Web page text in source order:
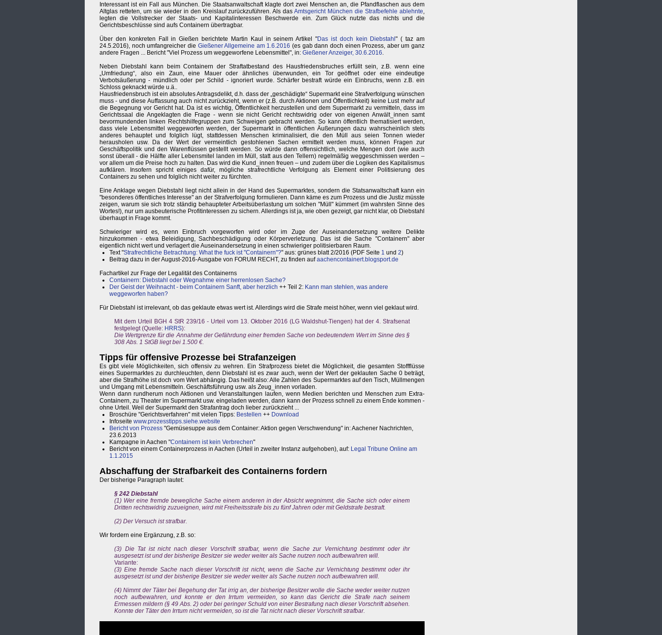
Interessant ist ein Fall aus München. Die Staatsanwaltschaft klagte dort zwei Menschen an, die Pfandflaschen aus dem
Altglas retteten, um sie wieder in den Kreislauf zurückzuführen. Als dasAmtsgericht München die Strafbefehle ablehnte,
legten die Vollstrecker der Staats- und Kapitalinteressen Beschwerde ein. Zum Glück nutzte das nichts und die
Gerichtsbeschlüsse sind aufs Containern übertragbar.
Über den konkreten Fall in Gießen berichtete Martin Kaul in seinem Artikel "Das ist doch kein Diebstahl" ( taz am
24.5.2016), noch umfangreicher die Gießener Allgemeine am 1.6.2016 (es gab dann doch einen Prozess, aber um ganz
andere Fragen ... Bericht "Viel Prozess um weggeworfene Lebensmittel", in: Gießener Anzeiger, 30.6.2016.
Neben Diebstahl kann beim Containern der Straftatbestand des Hausfriedensbruches erfüllt sein, z.B. wenn eine
„Umfriedung“, also ein Zaun, eine Mauer oder ähnliches überwunden, ein Tor geöffnet oder eine eindeutige
Verbotsäußerung - mündlich oder per Schild - ignoriert wurde. Schärfer bestraft würde ein Einbruchs, wenn z.B. ein
Schloss geknackt würde u.ä..
Hausfriedensbruch ist ein absolutes Antragsdelikt, d.h. dass der „geschädigte“ Supermarkt eine Strafverfolgung wünschen
muss - und diese Auffassung auch nicht zurückzieht, wenn er (z.B. durch Aktionen und Öffentlichkeit) keine Lust mehr auf
die Begegnung vor Gericht hat. Da ist es wichtig, Öffentlichkeit herzustellen und dem Supermarkt zu vermitteln, dass im
Gerichtssaal die Angeklagten die Frage - wenn sie nicht Gericht rechtswidrig oder von eigenen Anwält_innen samt
bevormundenden linken Rechtshilfegruppen zum Schweigen gebracht werden. So kann öffentlich thematisiert werden,
dass viele Lebensmittel weggeworfen werden, der Supermarkt in öffentlichen Äußerungen dazu wahrscheinlich stets
anderes behauptet und folglich lügt, stattdessen Menschen kriminalisiert, die den Müll aus seien Tonnen wieder
herausholen usw. Da der Wert der vermeintlich gestohlenen Sachen ermittelt werden muss, können Fragen zur
Geschäftspolitik und den Warenflüssen gestellt werden. So würde dann offensichtlich, welche Mengen dort (wie auch
sonst überall - die Hälfte aller Lebensmitel landen im Müll, statt aus den Tellern) regelmäßig weggeschmissen werden –
vor allem um die Preise hoch zu halten. Das wird die Kund_innen freuen – und zudem über die Logiken des Kapitalismus
aufklären. Insofern spricht einiges dafür, mögliche strafrechtliche Verfolgung als Element einer Politisierung des
Containers zu sehen und folglich nicht weiter zu fürchten.
Eine Anklage wegen Diebstahl liegt nicht allein in der Hand des Supermarktes, sondern die Statsanwaltschaft kann ein
"besonderes öffentliches Interesse" an der Strafverfolgung formulieren. Dann käme es zum Prozess und die Justiz müsste
zeigen, warum sie sich trotz ständig behaupteter Arbeitsüberlastung um solchen "Müll" kümmert (im wahrsten Sinne des
Wortes!), nur um ausbeuterische Profitinteressen zu sichern. Allerdings ist ja, wie oben gezeigt, gar nicht klar, ob Diebstahl
überhaupt in Frage kommt.
Schwieriger wird es, wenn Einbruch vorgeworfen wird oder im Zuge der Auseinandersetzung weitere Delikte
hinzukommen - etwa Beleidigung, Sachbeschädigung oder Körperverletzung. Das ist die Sache "Containern" aber
eigentlich nicht wert und verlagert die Auseinandersetzung in einen schwieriger politisierbaren Raum.
Text "Strafrechtliche Betrachtung: What the fuck ist "Containern"?" aus: grünes blatt 2/2016 (PDF Seite 1 und 2)
Beitrag dazu in der August-2016-Ausgabe von FORUM RECHT, zu finden aufaachencontainert.blogsport.de
Fachartikel zur Frage der Legalität des Containerns
Containern: Diebstahl oder Wegnahme einer herrenlosen Sache?
Der Geist der Weihnacht - beim Containern Sanft, aber herzlich ++ Teil 2: Kann man stehlen, was andere
weggeworfen haben?
Für Diebstahl ist irrelevant, ob das geklaute etwas wert ist. Allerdings wird die Strafe meist höher, wenn viel geklaut wird.
Mit dem Urteil BGH 4 StR 239/16 - Urteil vom 13. Oktober 2016 (LG Waldshut-Tiengen) hat der 4. Strafsenat
festgelegt (Quelle: HRRS):
Die Wertgrenze für die Annahme der Gefährdung einer fremden Sache von bedeutendem Wert im Sinne des §
308 Abs. 1 StGB liegt bei 1.500 €.
Tipps für offensive Prozesse bei Strafanzeigen
Es gibt viele Möglichkeiten, sich offensiv zu wehren. Ein Strafprozess bietet die Möglichkeit, die gesamten Stoffflüsse
eines Supermarktes zu durchleuchten, denn Diebstahl ist es zwar auch, wenn der Wert der geklauten Sache 0 beträgt,
aber die Strafhöhe ist doch vom Wert abhängig. Das heißt also: Alle Zahlen des Supermarktes auf den Tisch, Müllmengen
und Umgang mit Lebensmitteln. Geschäftsführung usw. als Zeug_innen vorladen.
Wenn dann rundherum noch Aktionen und Veranstaltungen laufen, wenn Medien berichten und Menschen zum Extra-
Containern, zu Theater im Supermarkt usw. eingeladen werden, dann kann der Prozess schnell zu einem Ende kommen -
ohne Urteil. Weil der Supermarkt den Strafantrag doch lieber zurückzieht ...
Broschüre "Gerichtsverfahren" mit vielen Tipps: Bestellen ++ Download
Infoseite www.prozesstipps.siehe.website
Bericht von Prozess "Gemüsesuppe aus dem Container: Aktion gegen Verschwendung" in: Aachener Nachrichten,
23.6.2013
Kampagne in Aachen "Containern ist kein Verbrechen"
Bericht von einem Containerprozess in Aachen (Urteil in zweiter Instanz aufgehoben), auf: Legal Tribune Online am
1.1.2015
Abschaffung der Strafbarkeit des Containerns fordern
Der bisherige Paragraph lautet:
§ 242 Diebstahl
(1) Wer eine fremde bewegliche Sache einem anderen in der Absicht wegnimmt, die Sache sich oder einem
Dritten rechtswidrig zuzueignen, wird mit Freiheitsstrafe bis zu fünf Jahren oder mit Geldstrafe bestraft.
(2) Der Versuch ist strafbar.
Wir fordern eine Ergänzung, z.B. so:
(3) Die Tat ist nicht nach dieser Vorschrift strafbar, wenn die Sache zur Vernichtung bestimmt oder ihr
ausgesetzt ist und der bisherige Besitzer sie weder weiter als Sache nutzen noch aufbewahren will.
Variante:
(3) Eine fremde Sache nach dieser Vorschrift ist nicht, wenn die Sache zur Vernichtung bestimmt oder ihr
ausgesetzt ist und der bisherige Besitzer sie weder weiter als Sache nutzen noch aufbewahren will.
(4) Nimmt der Täter bei Begehung der Tat irrig an, der bisherige Besitzer wolle die Sache weder weiter nutzen
noch aufbewahren, und konnte er den Irrtum vermeiden, so kann das Gericht die Strafe nach seinem
Ermessen mildern (§ 49 Abs. 2) oder bei geringer Schuld von einer Bestrafung nach dieser Vorschrift absehen.
Konnte der Täter den Irrtum nicht vermeiden, so ist die Tat nicht nach dieser Vorschrift strafbar.